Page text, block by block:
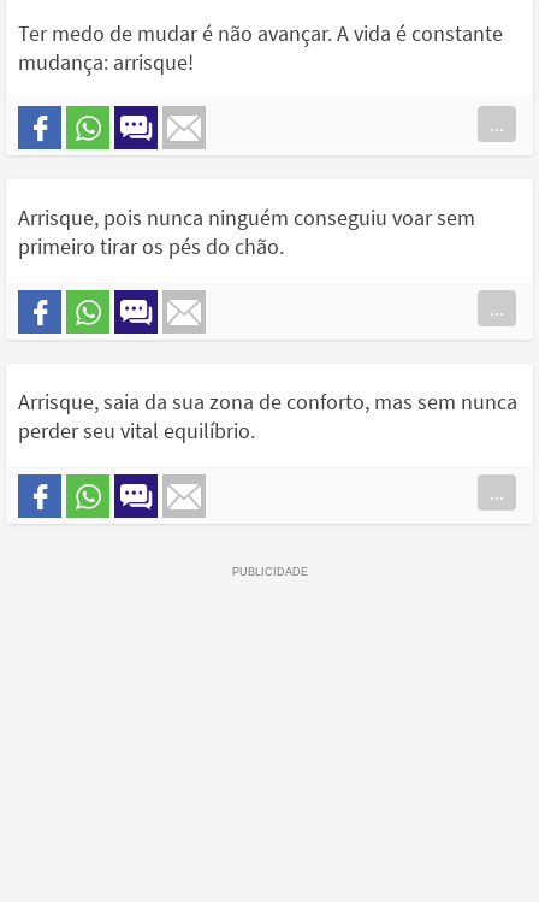
Ter medo de mudar é não avançar. A vida é constante
mudança: arrisque!
...
Arrisque, pois nunca ninguém conseguiu voar sem
primeiro tirar os pés do chão.
...
Arrisque, saia da sua zona de conforto, mas sem nunca
perder seu vital equilíbrio.
...